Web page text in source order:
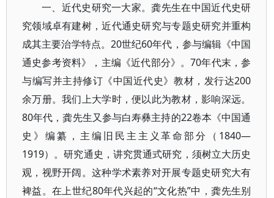
一、近代史研究一大家。龚先生在中国近代史研
究领域卓有建树，近代通史研究与专题史研究并重构
成其主要治学特点。20世纪60年代，参与编辑《中国
通史参考资料》，主编《近代部分》。70年代末，参
与编写并主持修订《中国近代史》教材，发行达200
余万册。我们上大学时，便以此为教材，影响深远。
80年代，龚先生又参与白寿彝主持的22卷本《中国通
史》编纂，主编旧民主主义革命部分（1840—
1919）。研究通史，讲究贯通式研究，须树立大历史
观，视野开阔。这种学术素养对开展专题史研究大有
裨益。在上世纪80年代兴起的“文化热”中，龚先生别